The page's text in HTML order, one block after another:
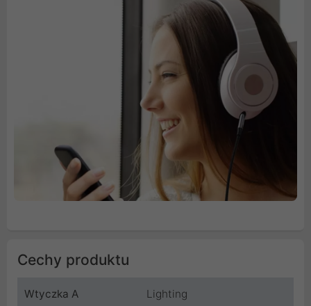
Cechy produktu
Wtyczka A Lighting